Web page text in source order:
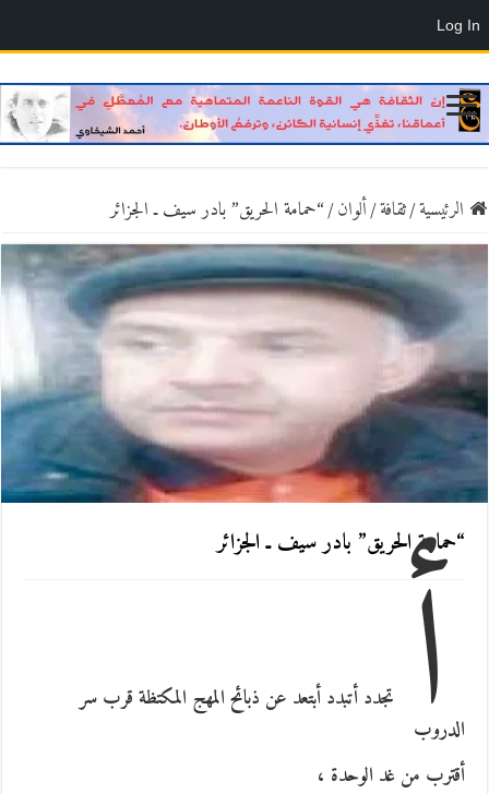
الرئيسية/ثقافة/ألوان/“حمامة الحريق” بادر سيف ـ الجزائر
“حمامة الحريق” بادر سيف ـ الجزائر
أ تجدد أتبدد أبتعد عن ذبائح المهج المكتظة قرب سر
الدروب
أقترب من غد الوحدة ،
Log In